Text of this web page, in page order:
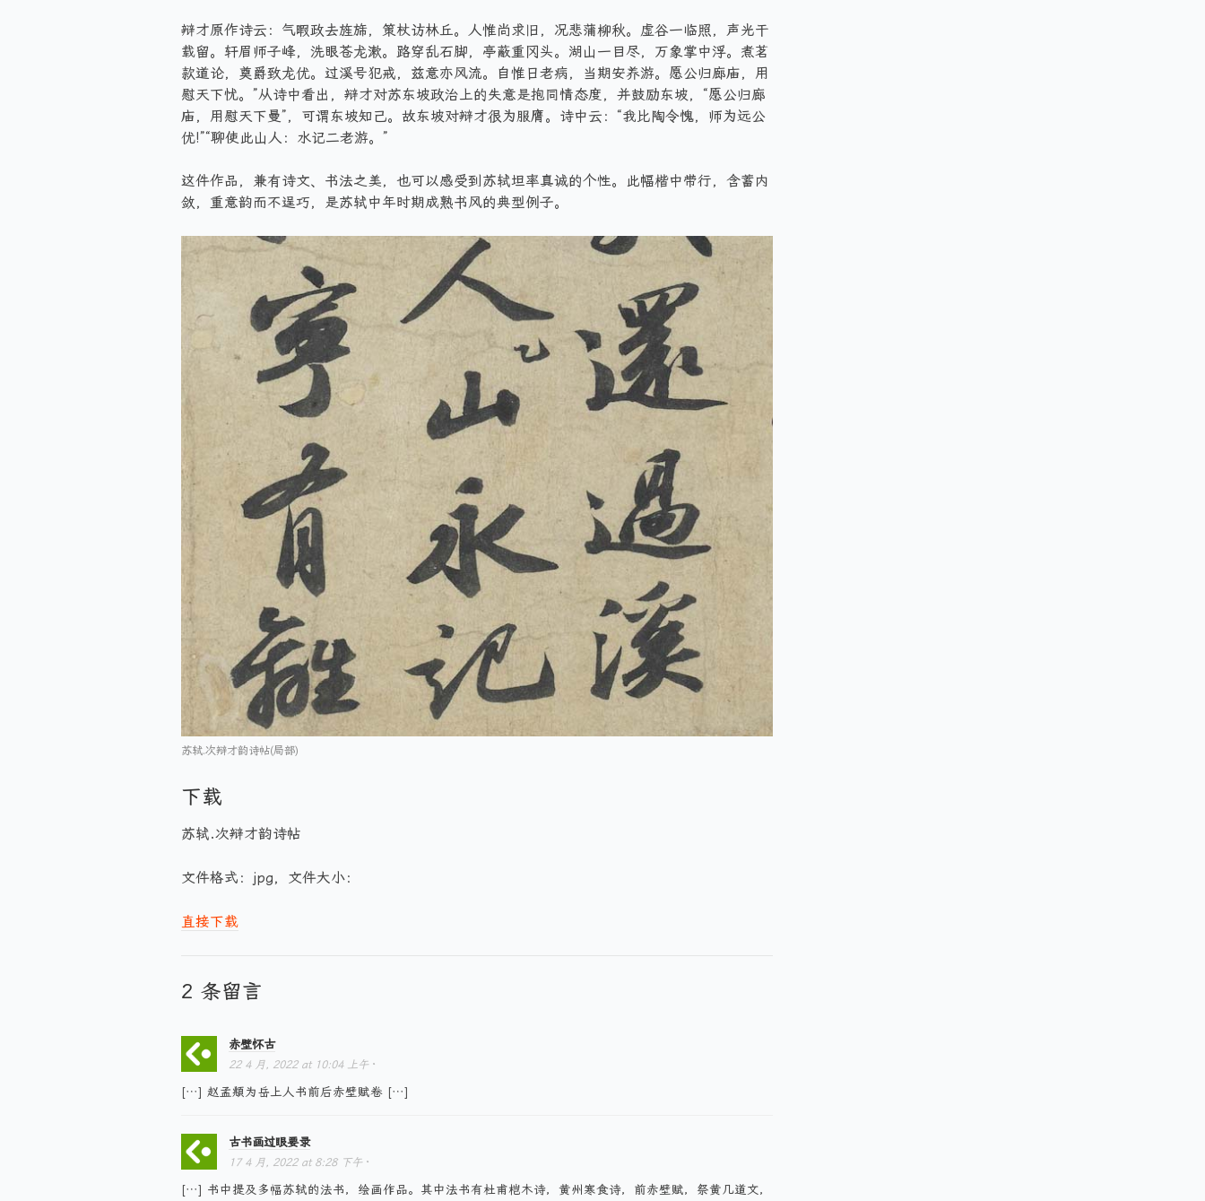
辩才原作诗云：气暇政去旌旆，策杖访林丘。人惟尚求旧，况悲蒲柳秋。虚谷一临照，声光干
载留。轩眉师子峰，洗眼苍龙漱。路穿乱石脚，亭蔽重冈头。湖山一目尽，万象掌中浮。煮茗
款道论，奠爵致龙优。过溪号犯戒，兹意亦风流。自惟日老病，当期安养游。愿公归廊庙，用
慰天下忧。”从诗中看出，辩才对苏东坡政治上的失意是抱同情态度，并鼓励东坡，“愿公归廊
庙，用慰天下曼”，可谓东坡知己。故东坡对辩才很为服膺。诗中云：“我比陶令愧，师为远公
优!”“聊使此山人：水记二老游。”
这件作品，兼有诗文、书法之美，也可以感受到苏轼坦率真诚的个性。此幅楷中带行，含蓄内
敛，重意韵而不逞巧，是苏轼中年时期成熟书风的典型例子。
苏轼.次辩才韵诗帖(局部)
下载
苏轼.次辩才韵诗帖
文件格式：jpg，文件大小：
直接下载
2 条留言
赤壁怀古
22 4 月, 2022at 10:04 上午·
[…] 赵孟頫为岳上人书前后赤壁赋卷 […]
古书画过眼要录
17 4 月, 2022at 8:28 下午·
[…] 书中提及多幅苏轼的法书，绘画作品。其中法书有杜甫桤木诗，黄州寒食诗，前赤壁赋，祭黄几道文，